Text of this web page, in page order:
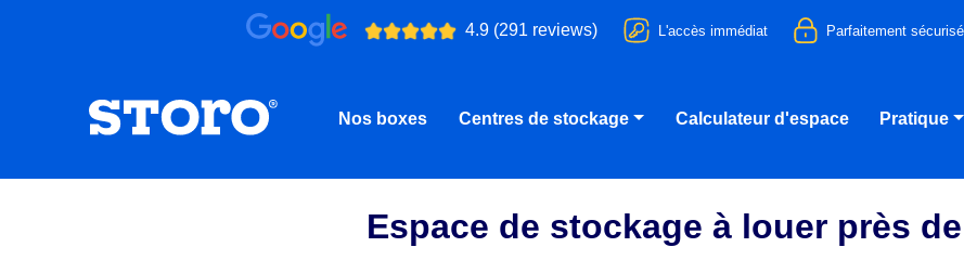
4.9 (291 reviews) L'accès immédiat Parfaitement sécurisé
Nos boxes Centres de stockage Calculateur d'espace Pratique
Espace de stockage à louer près